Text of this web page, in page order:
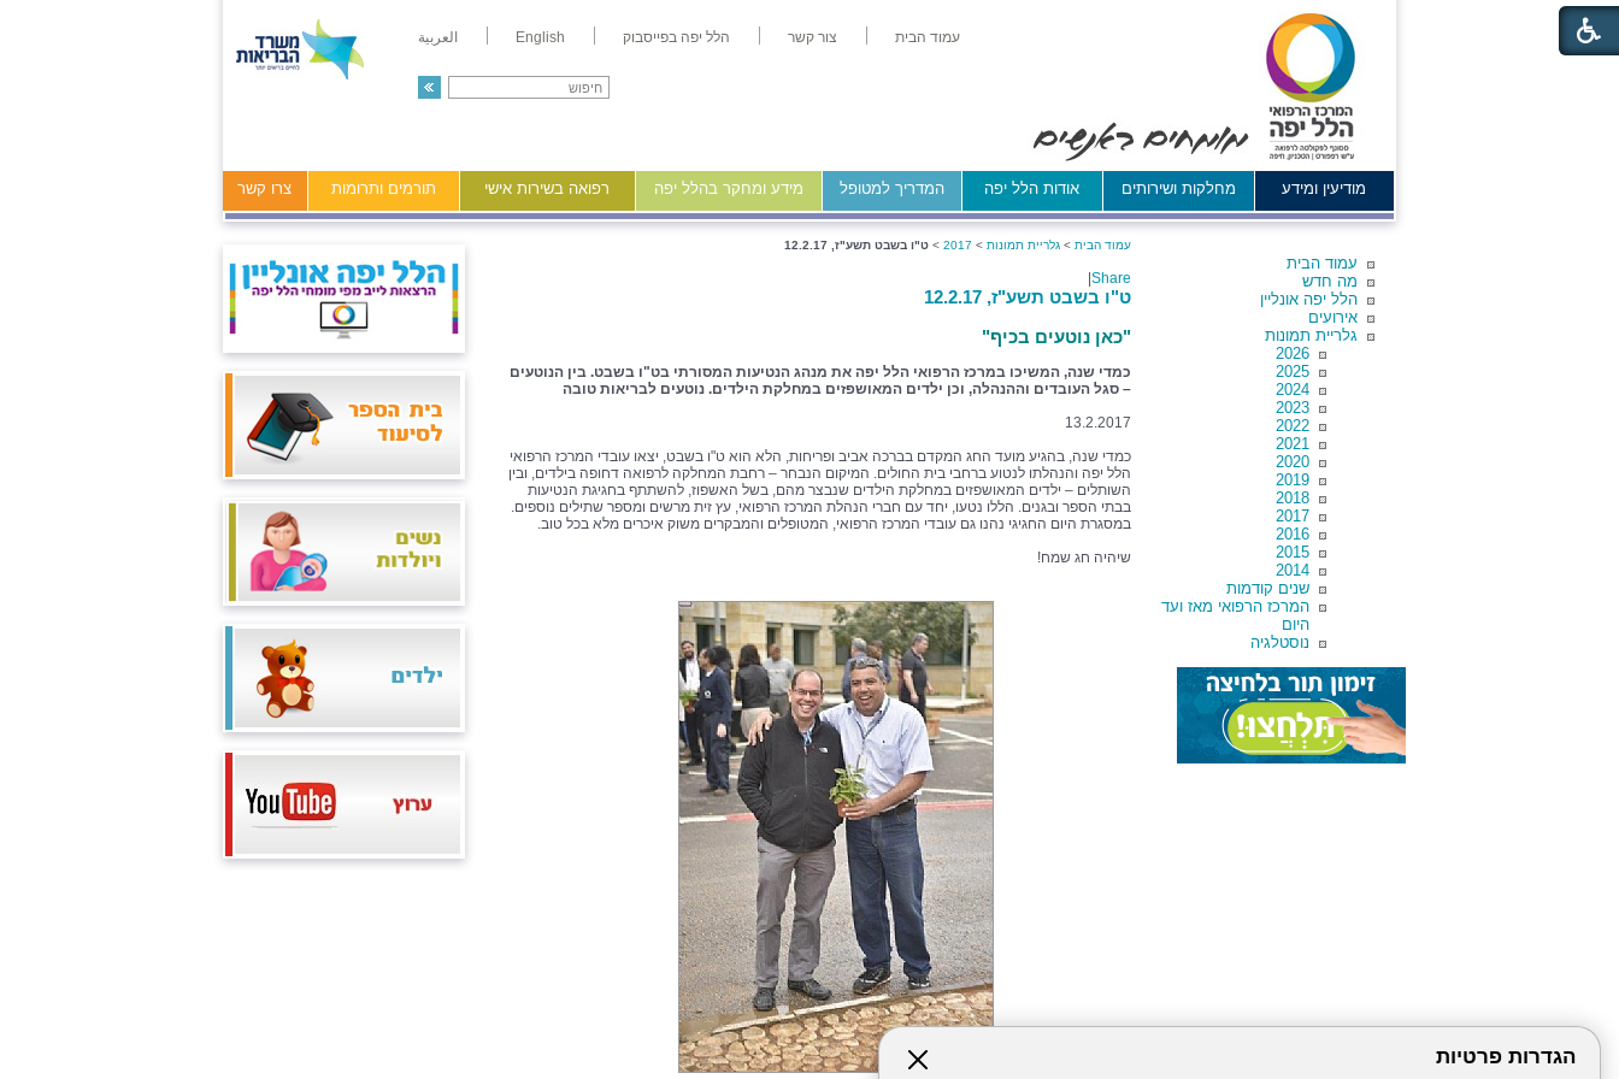
הגדרות פרטיות
עמוד הבית צור קשר הלל יפה בפייסבוק English العربية
מודיעין ומידע מחלקות ושירותים אודות הלל יפה המדריך למטופל מידע ומחקר בהלל יפה רפואה בשירות אישי תורמים ותרומות צרו קשר
עמוד הבית
מה חדש
הלל יפה אונליין
אירועים
גלריית תמונות
2026
2025
2024
2023
2022
2021
2020
2019
2018
2017
2016
2015
2014
שנים קודמות
המרכז הרפואי מאז ועד
היום
נוסטלגיה
עמוד הבית > גלריית תמונות >
2017
> ט"ו בשבט תשע"ז, 12.2.17
Share
ט"ו בשבט תשע"ז, 12.2.17
"כאן נוטעים בכיף"
כמדי שנה, המשיכו במרכז הרפואי הלל יפה את מנהג הנטיעות המסורתי בט"ו בשבט. בין הנוטעים
– סגל העובדים וההנהלה, וכן ילדים המאושפזים במחלקת הילדים. נוטעים לבריאות טובה
13.2.2017
כמדי שנה, בהגיע מועד החג המקדם בברכה אביב ופריחות, הלא הוא ט"ו בשבט, יצאו עובדי המרכז הרפואי
הלל יפה והנהלתו לנטוע ברחבי בית החולים. המיקום הנבחר – רחבת המחלקה לרפואה דחופה בילדים, ובין
השותלים – ילדים המאושפזים במחלקת הילדים שנבצר מהם, בשל האשפוז, להשתתף בחגיגת הנטיעות
בבתי הספר ובגנים. הללו נטעו, יחד עם חברי הנהלת המרכז הרפואי, עץ זית מרשים ומספר שתילים נוספים.
במסגרת היום החגיגי נהנו גם עובדי המרכז הרפואי, המטופלים והמבקרים משוק איכרים מלא בכל טוב.
שיהיה חג שמח!